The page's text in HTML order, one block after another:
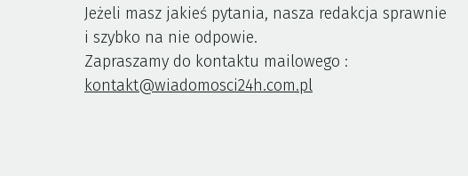
Jeżeli masz jakieś pytania, nasza redakcja sprawnie
i szybko na nie odpowie.
Zapraszamy do kontaktu mailowego :
kontakt@wiadomosci24h.com.pl